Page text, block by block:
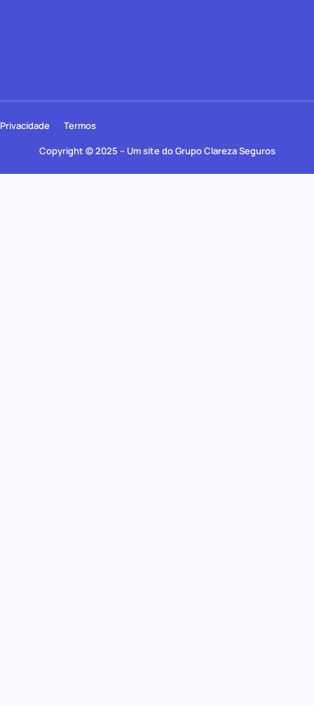
Copyright © 2025 – Um site do Grupo Clareza Seguros
Privacidade Termos